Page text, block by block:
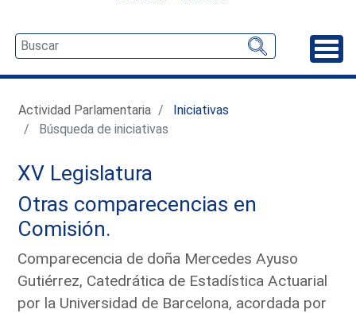
Actividad Parlamentaria
Iniciativas
Búsqueda de iniciativas
XV Legislatura
Otras comparecencias en
Comisión.
Comparecencia de doña Mercedes Ayuso
Gutiérrez, Catedrática de Estadística Actuarial
por la Universidad de Barcelona, acordada por